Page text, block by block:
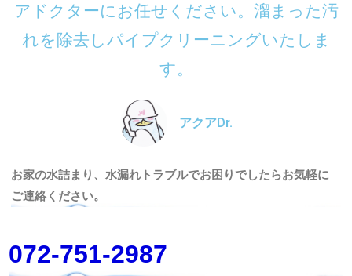
アドクターにお任せください。溜まった汚
れを除去しパイプクリーニングいたしま
す。
アクアDr.
お家の水詰まり、水漏れトラブルでお困りでしたらお気軽に
ご連絡ください。
072-751-2987